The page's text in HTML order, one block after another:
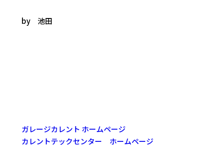
by 池田
ガレージカレント ホームページ
カレントテックセンター ホームページ